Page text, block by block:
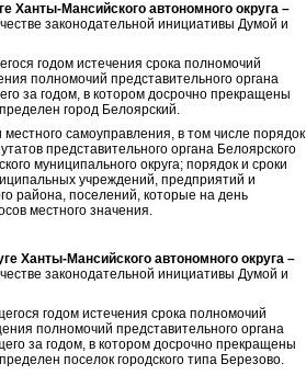
Ханты-Мансийского автономного округа –
законодательной инициативы Думой и
годом истечения срока полномочий
полномочий представительного органа
за годом, в котором досрочно прекращены
город Белоярский.
самоуправления, в том числе порядок
представительного органа Белоярского
муниципального округа; порядок и сроки
учреждений, предприятий и
района, поселений, которые на день
местного значения.
Ханты-Мансийского автономного округа –
законодательной инициативы Думой и
годом истечения срока полномочий
полномочий представительного органа
за годом, в котором досрочно прекращены
поселок городского типа Березово.